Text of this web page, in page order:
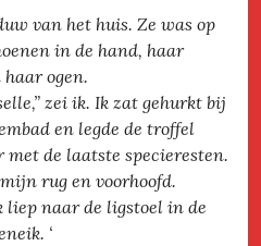
van het huis. Ze was op
in de hand, haar
ogen.
zei ik. Ik zat gehurkt bij
en legde de troffel
de laatste specieresten.
rug en voorhoofd.
liep naar de ligstoel in de
‘